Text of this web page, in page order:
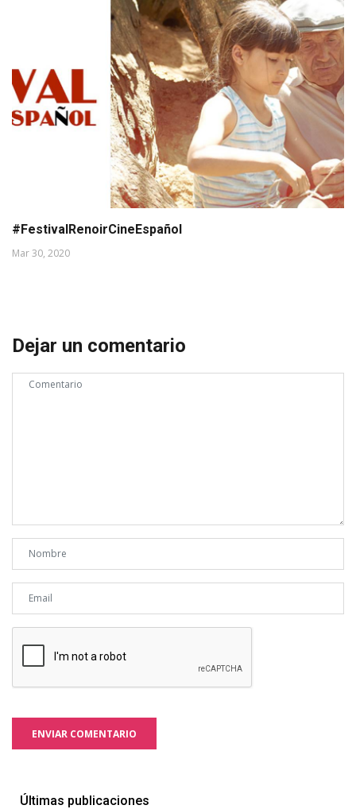
#FestivalRenoirCineEspañol
Mar 30, 2020
Dejar un comentario
ENVIAR COMENTARIO
Últimas publicaciones